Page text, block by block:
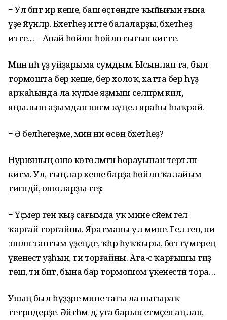
− Ул бит ир кеше, баш өҫтөндәге ҡыйығын ғына
үҙе йүнләр. Бәхетһеҙ итте балаларҙы, бәхетһеҙ
итте… – Апай һөйләнә-һөйләнә сығып китте.
Мин иһә үҙ уйҙарыма сумдым. Ысынлап та, был
тормошта бер кеше, бер холоҡ, хатта бер һүҙ
арҡаһында ла күпме яҙмыш селпәрәмә килә,
яңылыш аҙымдан нисәмә күңел яраһы һыҡрай.
− Ә беләһегеҙме, мин ни өсөн бәхетһеҙ?
Нурияның ошо көтөлмәгән һорауынан тертләп
китәм. Ул, тыңлар кеше барҙа һөйләп ҡалайым
тигәндәй, ошоларҙы теҙә:
− Үҫмер генә ҡыҙ сағымда уҡ мине әсәйем гел
ҡарғай торғайны. Яратманы ул мине. Гел генә, ни
эшләп таптым үҙеңде, ҡәһәр һуҡҡыры, бөтә ғүмерең
үкенестә уҙһын, ти торғайны. Ата-әсә ҡарғышы тиҙ
төшә, ти бит, бына бар тормошом үкенестән тора…
Уның был һүҙҙәре мине тағы ла нығыраҡ
тетрәндерҙе. Әйтһәм дә, уға барып етмәҫен аңлап,